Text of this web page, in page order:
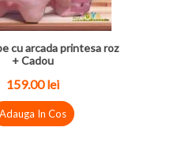
cu arcada printesa roz
+ Cadou
159.00 lei
Adauga In Cos